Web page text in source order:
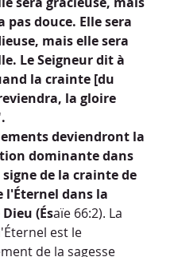
pas douce. Elle sera
mais elle sera
Le Seigneur dit à
la crainte [du
la gloire
deviendront la
dominante dans
signe de la crainte de
l'Éternel dans la
(Ésaïe 66:2). La
est le
de la sagesse